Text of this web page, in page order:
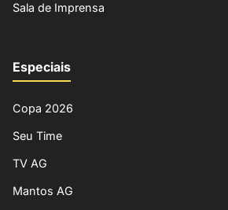
Sala de Imprensa
Especiais
Copa 2026
Seu Time
TV AG
Mantos AG